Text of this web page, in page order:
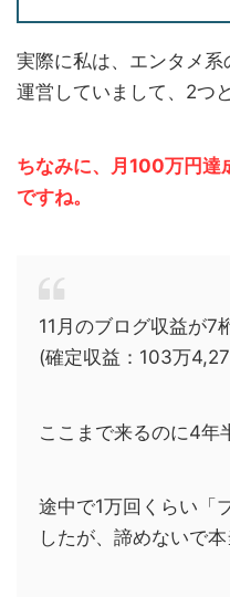
実際に私は、エンタメ
運営していまして、2つ
ちなみに、月100万円達
ですね。
11月のブログ収益が7
(確定収益：103万
ここまで来るのに4
途中で1万回くらい「
したが、諦めないで本